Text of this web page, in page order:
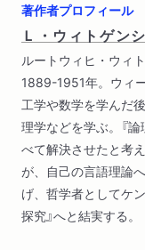
著作者プロフィール
Ｌ・ウィトゲン
ルートウィヒ・ウィ
1889-1951年。ウィ
工学や数学を学んだ
理学などを学ぶ。『
べて解決させたと考
が、自己の言語理論
げ、哲学者としてケ
探究』へと結実する。